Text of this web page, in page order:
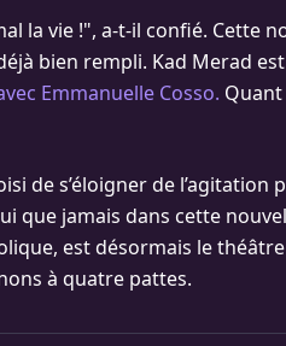
la vie !", a-t-il confié. Cette
bien rempli. Kad Merad
Emmanuelle Cosso. Quant
de s’éloigner de
que jamais dans cette
est désormais le
à quatre pattes.